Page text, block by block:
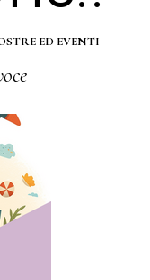
ED EVENTI